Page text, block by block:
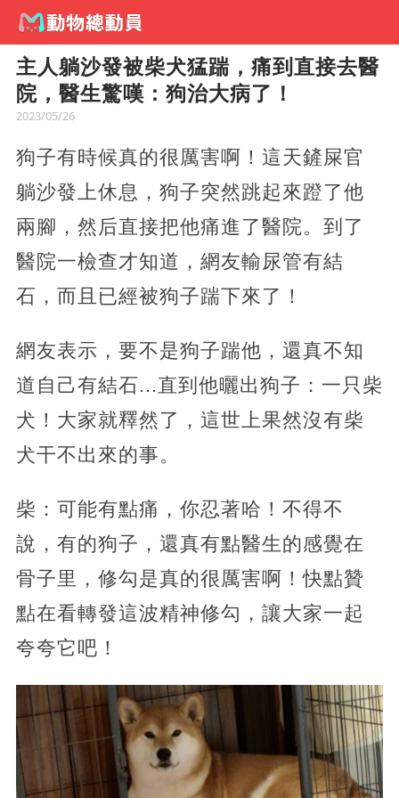
主人躺沙發被柴犬猛踹，痛到直接去醫
院，醫生驚嘆：狗治大病了！
2023/05/26
狗子有時候真的很厲害啊！這天鏟屎官
躺沙發上休息，狗子突然跳起來蹬了他
兩腳，然后直接把他痛進了醫院。到了
醫院一檢查才知道，網友輸尿管有結
石，而且已經被狗子踹下來了！
網友表示，要不是狗子踹他，還真不知
道自己有結石...直到他曬出狗子：一只柴
犬！大家就釋然了，這世上果然沒有柴
犬干不出來的事。
柴：可能有點痛，你忍著哈！不得不
說，有的狗子，還真有點醫生的感覺在
骨子里，修勾是真的很厲害啊！快點贊
點在看轉發這波精神修勾，讓大家一起
夸夸它吧！